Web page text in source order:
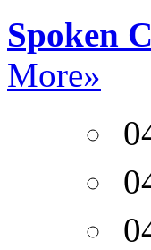
Spoken
More»